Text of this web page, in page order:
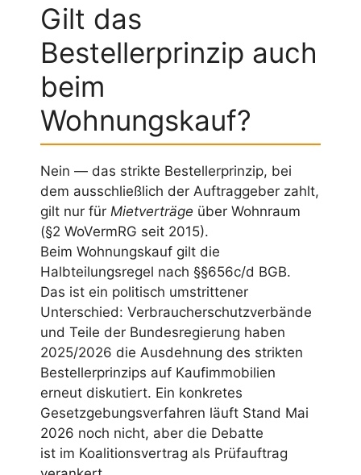
Gilt das
Bestellerprinzip auch
beim
Wohnungskauf?
Nein — das strikte Bestellerprinzip, bei
dem ausschließlich der Auftraggeber zahlt,
gilt nur für Mietverträge über Wohnraum
(§2 WoVermRG seit 2015).
Beim Wohnungskauf gilt die
Halbteilungsregel nach §§656c/d BGB.
Das ist ein politisch umstrittener
Unterschied: Verbraucherschutzverbände
und Teile der Bundesregierung haben
2025/2026 die Ausdehnung des strikten
Bestellerprinzips auf Kaufimmobilien
erneut diskutiert. Ein konkretes
Gesetzgebungsverfahren läuft Stand Mai
2026 noch nicht, aber die Debatte
ist im Koalitionsvertrag als Prüfauftrag